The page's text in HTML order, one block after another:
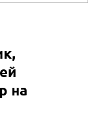
на